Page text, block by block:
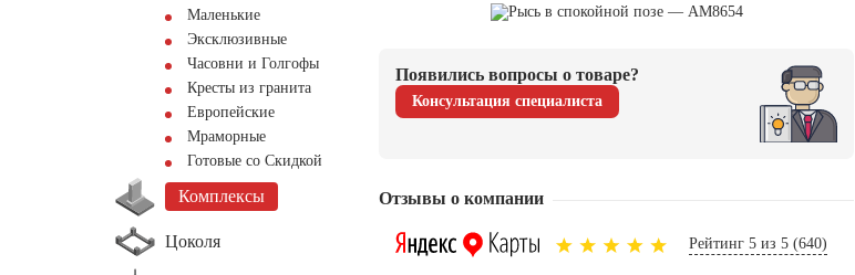
Маленькие
Эксклюзивные
Часовни и Голгофы
Кресты из гранита
Европейские
Мраморные
Готовые со Скидкой
Комплексы
Цоколя
Появились вопросы о товаре?
Консультация специалиста
Отзывы о компании
Рейтинг 5 из 5 (640)